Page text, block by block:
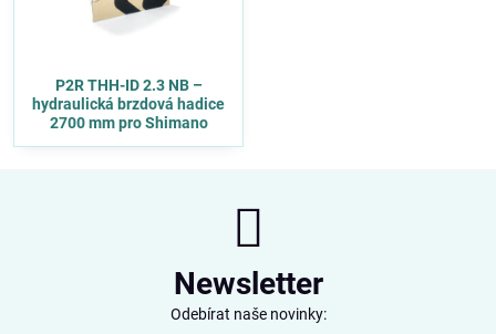
P2R THH-ID 2.3 NB –
hydraulická brzdová hadice
2700 mm pro Shimano
Newsletter
Odebírat naše novinky: